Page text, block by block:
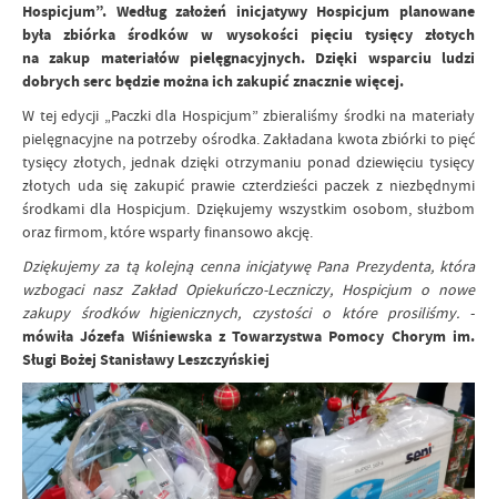
Hospicjum”. Według założeń inicjatywy Hospicjum planowane
była zbiórka środków w wysokości pięciu tysięcy złotych
na zakup materiałów pielęgnacyjnych. Dzięki wsparciu ludzi
dobrych serc będzie można ich zakupić znacznie więcej.
W tej edycji „Paczki dla Hospicjum” zbieraliśmy środki na materiały
pielęgnacyjne na potrzeby ośrodka. Zakładana kwota zbiórki to pięć
tysięcy złotych, jednak dzięki otrzymaniu ponad dziewięciu tysięcy
złotych uda się zakupić prawie czterdzieści paczek z niezbędnymi
środkami dla Hospicjum. Dziękujemy wszystkim osobom, służbom
oraz firmom, które wsparły finansowo akcję.
Dziękujemy za tą kolejną cenna inicjatywę Pana Prezydenta, która
wzbogaci nasz Zakład Opiekuńczo-Leczniczy, Hospicjum o nowe
zakupy środków higienicznych, czystości o które prosiliśmy. -
mówiła Józefa Wiśniewska z Towarzystwa Pomocy Chorym im.
Sługi Bożej Stanisławy Leszczyńskiej